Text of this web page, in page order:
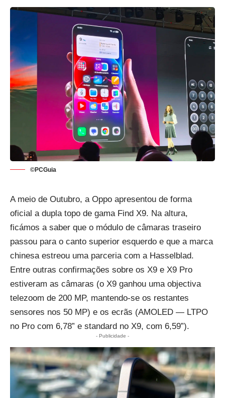
©PCGuia
A meio de Outubro, a Oppo apresentou de forma
oficial a dupla topo de gama Find X9. Na altura,
ficámos a saber que o módulo de câmaras traseiro
passou para o canto superior esquerdo e que a marca
chinesa estreou uma parceria com a Hasselblad.
Entre outras confirmações sobre os X9 e X9 Pro
estiveram as câmaras (o X9 ganhou uma objectiva
telezoom de 200 MP, mantendo-se os restantes
sensores nos 50 MP) e os ecrãs (AMOLED — LTPO
no Pro com 6,78” e standard no X9, com 6,59”).
- Publicidade -